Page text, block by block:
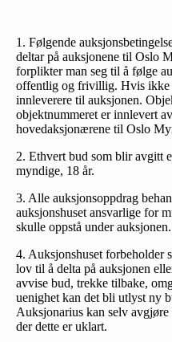
1. Følgende
deltar på auksjonene til Oslo
forplikter man seg til å følge
offentlig og frivillig. Hvis ikke
innleverere til auksjonen.
objektnummeret er innlevert
hovedaksjonærene til Oslo
2. Ethvert bud som blir avgitt
myndige, 18 år.
3. Alle auksjonsoppdrag
auksjonshuset ansvarlige for
skulle oppstå under auksjonen.
4. Auksjonshuset forbeholder
lov til å delta på auksjonen
avvise bud, trekke tilbake,
uenighet kan det bli utlyst ny
Auksjonarius kan selv
der dette er uklart.